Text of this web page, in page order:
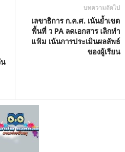
บทความถัดไป
เลขาธิการ ก.ค.ศ. เน้นย้ำเขต
พื้นที่ ว PA ลดเอกสาร เลิกทำ
แฟ้ม เน้นการประเมินผลลัพธ์
ของผู้เรียน